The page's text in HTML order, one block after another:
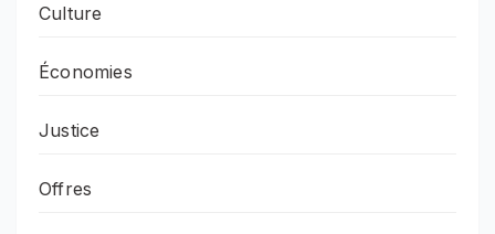
Culture
Économies
Justice
Offres